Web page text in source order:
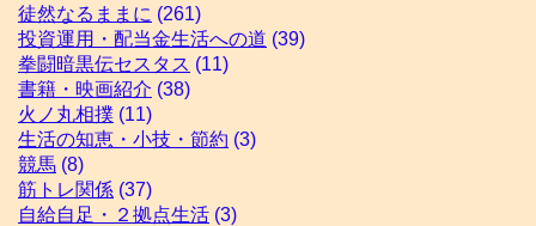
徒然なるままに (261)
投資運用・配当金生活への道 (39)
拳闘暗黒伝セスタス (11)
書籍・映画紹介 (38)
火ノ丸相撲 (11)
生活の知恵・小技・節約 (3)
競馬 (8)
筋トレ関係 (37)
自給自足・２拠点生活 (3)